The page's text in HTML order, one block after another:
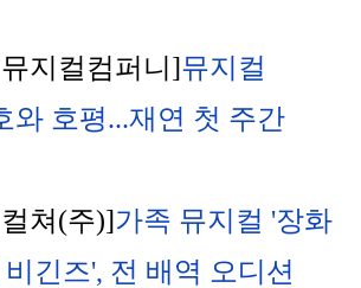
지컬컴퍼니]뮤지컬
와 호평...재연 첫 주간
쳐(주)]가족 뮤지컬 '장화
긴즈', 전 배역 오디션